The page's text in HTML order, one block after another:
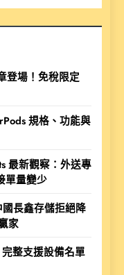
登場！免稅限定
規格、功能與
最新觀察：外送專
單量變少
長鑫存儲拒絕降
家
整支援設備名單